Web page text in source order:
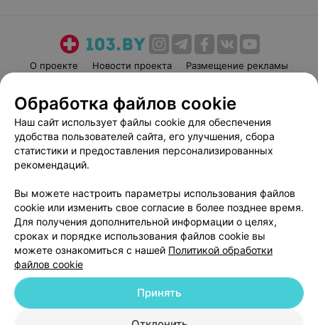
О проекте Новости проекта
Размещение рекламы
Пользовательское соглашение
Способы оплаты
Вакансии
Партнеры
Написать руководителю 103.by
Обработка персональных данных
© 2026 ООО «Артокс Лаб», УНП 191700409
| 220012, Республика Беларусь,
г. Минск, улица Толбухина, 2, пом. 16 | help@103.by
Обработка файлов cookie
Наш сайт использует файлы cookie для обеспечения
удобства пользователей сайта, его улучшения, сбора
статистики и предоставления персонализированных
рекомендаций.
Вы можете настроить параметры использования файлов
cookie или изменить свое согласие в более позднее время.
Для получения дополнительной информации о целях,
сроках и порядке использования файлов cookie вы
можете ознакомиться с нашей Политикой обработки
файлов cookie
Принять